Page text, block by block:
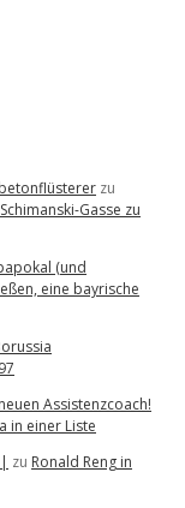
zu
Gasse zu
(und
eine bayrische
Assistenzcoach!
in einer Liste
zu Ronald Reng in